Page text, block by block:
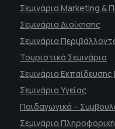
Σεμινάρια Marketing &
Σεμινάρια Διοίκησης
Σεμινάρια
Τουριστικά Σεμινάρια
Σεμινάρια Εκπαίδευσης
Σεμινάρια Υγείας
Παιδαγωγικά –
Σεμινάρια